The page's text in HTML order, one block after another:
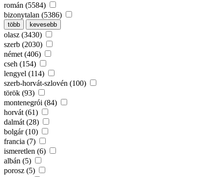
román (5584)
bizonytalan (5386)
több kevesebb
olasz (3430)
szerb (2030)
német (406)
cseh (154)
lengyel (114)
szerb-horvát-szlovén (100)
török (93)
montenegrói (84)
horvát (61)
dalmát (28)
bolgár (10)
francia (7)
ismeretlen (6)
albán (5)
porosz (5)